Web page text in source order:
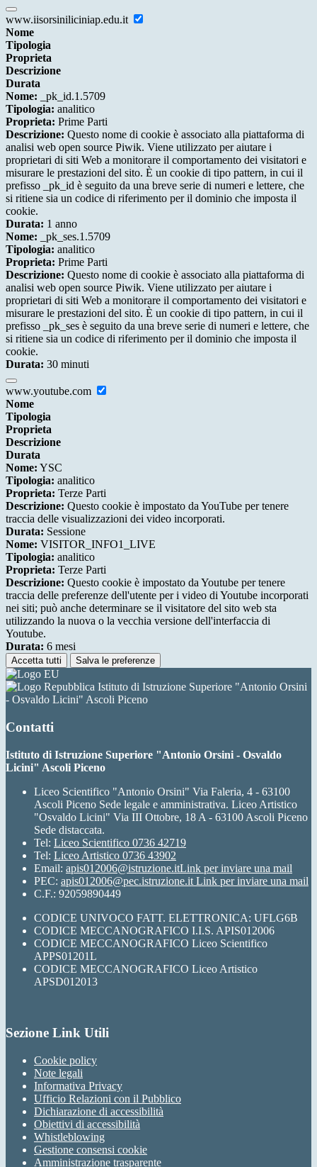
www.iisorsiniliciniap.edu.it
Nome
Tipologia
Proprieta
Descrizione
Durata
Nome: _pk_id.1.5709
Tipologia: analitico
Proprieta: Prime Parti
Descrizione: Questo nome di cookie è associato alla piattaforma di
analisi web open source Piwik. Viene utilizzato per aiutare i
proprietari di siti Web a monitorare il comportamento dei visitatori e
misurare le prestazioni del sito. È un cookie di tipo pattern, in cui il
prefisso _pk_id è seguito da una breve serie di numeri e lettere, che
si ritiene sia un codice di riferimento per il dominio che imposta il
cookie.
Durata: 1 anno
Nome: _pk_ses.1.5709
Tipologia: analitico
Proprieta: Prime Parti
Descrizione: Questo nome di cookie è associato alla piattaforma di
analisi web open source Piwik. Viene utilizzato per aiutare i
proprietari di siti Web a monitorare il comportamento dei visitatori e
misurare le prestazioni del sito. È un cookie di tipo pattern, in cui il
prefisso _pk_ses è seguito da una breve serie di numeri e lettere, che
si ritiene sia un codice di riferimento per il dominio che imposta il
cookie.
Durata: 30 minuti
www.youtube.com
Nome
Tipologia
Proprieta
Descrizione
Durata
Nome: YSC
Tipologia: analitico
Proprieta: Terze Parti
Descrizione: Questo cookie è impostato da YouTube per tenere
traccia delle visualizzazioni dei video incorporati.
Durata: Sessione
Nome: VISITOR_INFO1_LIVE
Tipologia: analitico
Proprieta: Terze Parti
Descrizione: Questo cookie è impostato da Youtube per tenere
traccia delle preferenze dell'utente per i video di Youtube incorporati
nei siti; può anche determinare se il visitatore del sito web sta
utilizzando la nuova o la vecchia versione dell'interfaccia di
Youtube.
Durata: 6 mesi
Accetta tutti Salva le preferenze
Istituto di Istruzione Superiore "Antonio Orsini
- Osvaldo Licini" Ascoli Piceno
Contatti
Istituto di Istruzione Superiore "Antonio Orsini - Osvaldo
Licini" Ascoli Piceno
Liceo Scientifico "Antonio Orsini" Via Faleria, 4 - 63100
Ascoli Piceno Sede legale e amministrativa. Liceo Artistico
"Osvaldo Licini" Via III Ottobre, 18 A - 63100 Ascoli Piceno
Sede distaccata.
Tel: Liceo Scientifico 0736 42719
Tel: Liceo Artistico 0736 43902
Email: apis012006@istruzione.itLink per inviare una mail
PEC: apis012006@pec.istruzione.it Link per inviare una mail
C.F.: 92059890449
CODICE UNIVOCO FATT. ELETTRONICA: UFLG6B
CODICE MECCANOGRAFICO I.I.S. APIS012006
CODICE MECCANOGRAFICO Liceo Scientifico
APPS01201L
CODICE MECCANOGRAFICO Liceo Artistico
APSD012013
Sezione Link Utili
Cookie policy
Note legali
Informativa Privacy
Ufficio Relazioni con il Pubblico
Dichiarazione di accessibilità
Obiettivi di accessibilità
Whistleblowing
Gestione consensi cookie
Amministrazione trasparente